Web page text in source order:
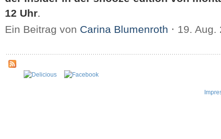
12 Uhr.
Ein Beitrag von Carina Blumenroth ⋅ 19.